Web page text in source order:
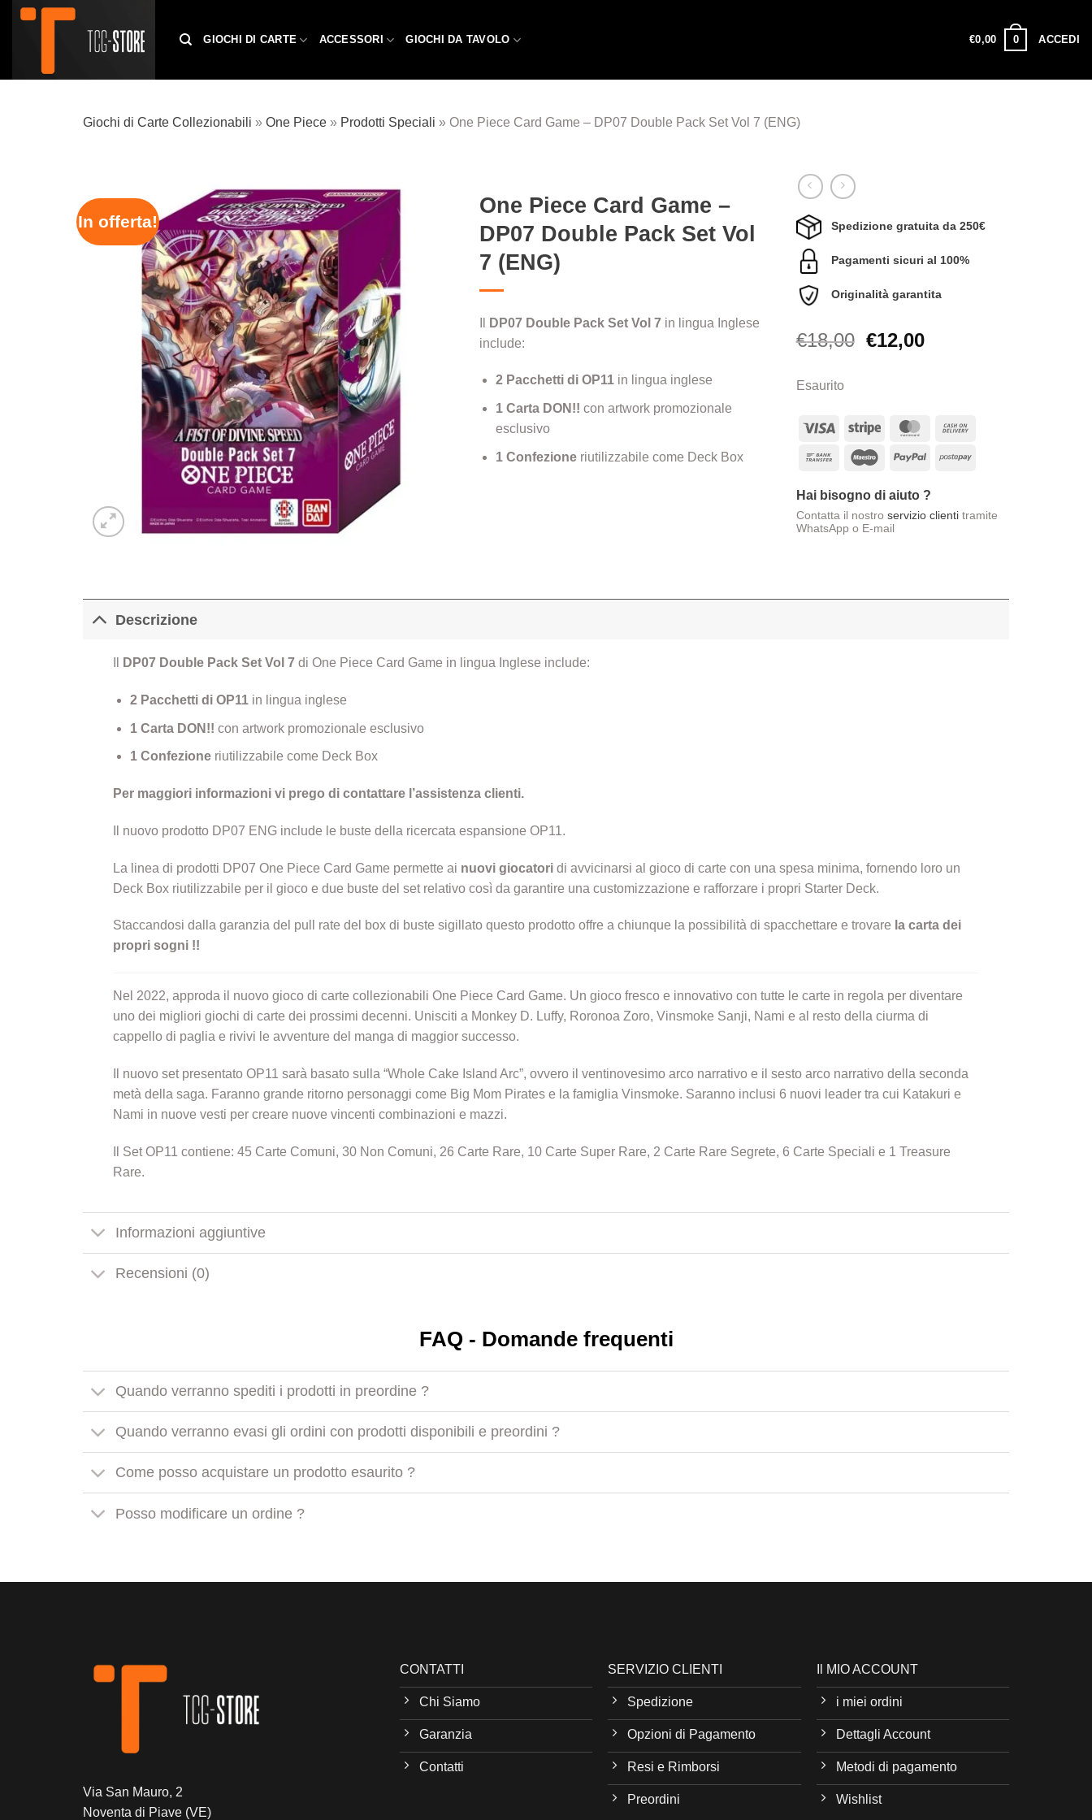
Salta
GIOCHI DI CARTE ACCESSORI GIOCHI DA TAVOLO €0,00 0 ACCEDI
Giochi di Carte Collezionabili » One Piece » Prodotti Speciali » One Piece Card Game – DP07 Double Pack Set Vol 7 (ENG)
In offerta!
One Piece Card Game –
DP07 Double Pack Set Vol
7 (ENG)
DP07 Double Pack Set Vol 7in lingua Inglese
include:
2 Pacchetti di OP11 in lingua inglese
1 Carta DON!!con artwork promozionale
esclusivo
1 Confezione riutilizzabile come Deck Box
Spedizione gratuita da 250€
Pagamenti sicuri al 100%
Originalità garantita
€18,00 Il
€18,00.
€12,00Il
Esaurito
Visa Stripe MasterCard
Bank
MaestroPayPal Postepay
Hai bisogno di aiuto ?
Contatta il nostro servizio clientitramite
WhatsApp o E-mail
Descrizione
DP07 Double Pack Set Vol 7di One Piece Card Game in lingua Inglese include:
2 Pacchetti di OP11in lingua inglese
1 Carta DON!! con artwork promozionale esclusivo
1 Confezioneriutilizzabile come Deck Box
Per maggiori informazioni vi prego di contattare l’assistenza clienti.
Il nuovo prodotto DP07 ENG include le buste della ricercata espansione OP11.
La linea di prodotti DP07 One Piece Card Game permette ai nuovi giocatoridi avvicinarsi al gioco di carte con una spesa minima, fornendo loro un
Deck Box riutilizzabile per il gioco e due buste del set relativo così da garantire una customizzazione e rafforzare i propri Starter Deck.
Staccandosi dalla garanzia del pull rate del box di buste sigillato questo prodotto offre a chiunque la possibilità di spacchettare e trovare la carta dei
propri sogni !!
Nel 2022, approda il nuovo gioco di carte collezionabili One Piece Card Game. Un gioco fresco e innovativo con tutte le carte in regola per diventare
uno dei migliori giochi di carte dei prossimi decenni. Unisciti a Monkey D. Luffy, Roronoa Zoro, Vinsmoke Sanji, Nami e al resto della ciurma di
cappello di paglia e rivivi le avventure del manga di maggior successo.
Il nuovo set presentato OP11 sarà basato sulla “Whole Cake Island Arc”, ovvero il ventinovesimo arco narrativo e il sesto arco narrativo della seconda
metà della saga. Faranno grande ritorno personaggi come Big Mom Pirates e la famiglia Vinsmoke. Saranno inclusi 6 nuovi leader tra cui Katakuri e
Nami in nuove vesti per creare nuove vincenti combinazioni e mazzi.
Il Set OP11 contiene: 45 Carte Comuni, 30 Non Comuni, 26 Carte Rare, 10 Carte Super Rare, 2 Carte Rare Segrete, 6 Carte Speciali e 1 Treasure
Rare.
Informazioni aggiuntive
Recensioni (0)
FAQ - Domande frequenti
Quando verranno spediti i prodotti in preordine ?
Quando verranno evasi gli ordini con prodotti disponibili e preordini ?
Come posso acquistare un prodotto esaurito ?
Posso modificare un ordine ?
Via San Mauro, 2
Noventa di Piave (VE)
CONTATTI
Chi Siamo
Garanzia
Contatti
SERVIZIO CLIENTI
Spedizione
Opzioni di Pagamento
Resi e Rimborsi
Preordini
Il MIO ACCOUNT
i miei ordini
Dettagli Account
Metodi di pagamento
Wishlist